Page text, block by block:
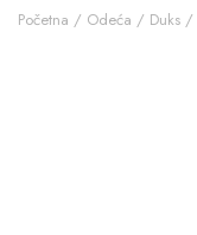
Početna Odeća Duks